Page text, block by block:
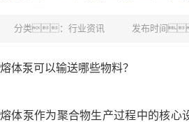
分类：行业资讯 发布时间
熔体泵可以输送哪些物料？
熔体泵作为聚合物生产过程中的核心